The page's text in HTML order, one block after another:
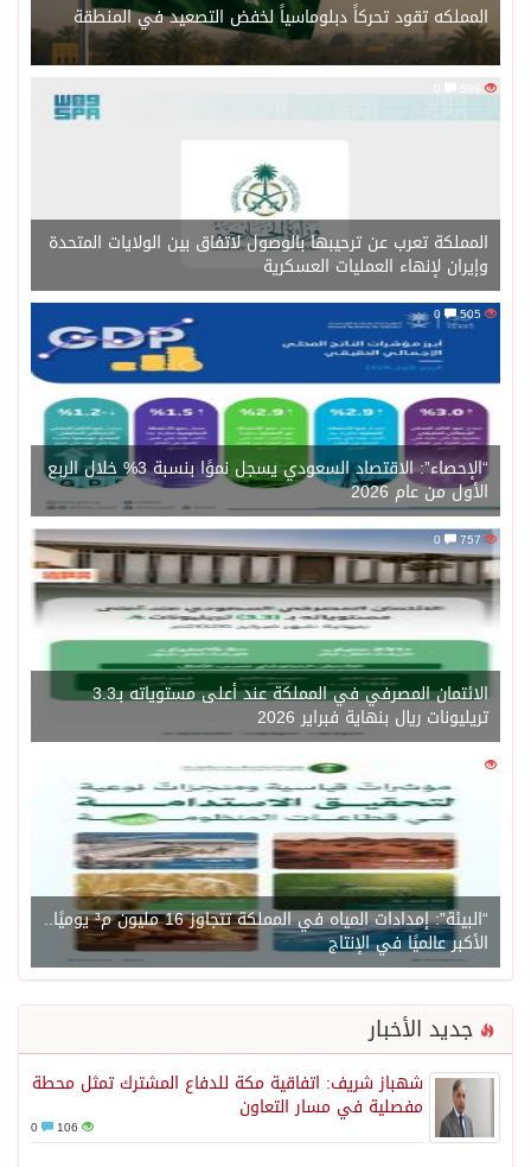
المملكه تقود تحركاً دبلوماسياً لخفض التصعيد في المنطقة
589
المملكة تعرب عن ترحيبها بالوصول لاتفاق بين الولايات المتحدة
وإيران لإنهاء العمليات العسكرية
505
“الإحصاء”: الاقتصاد السعودي يسجل نموًا بنسبة 3% خلال الربع
الأول من عام 2026
757
0
الائتمان المصرفي في المملكة عند أعلى مستوياته بـ3.3
تريليونات ريال بنهاية فبراير 2026
1471
“البيئة”: إمدادات المياه في المملكة تتجاوز 16 مليون م³ يوميًا..
الأكبر عالميًا في الإنتاج
جديد الأخبار
شهباز شريف: اتفاقية مكة للدفاع المشترك تمثل محطة
مفصلية في مسار التعاون
106